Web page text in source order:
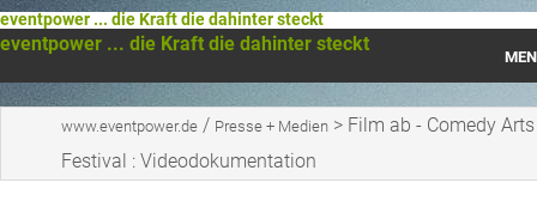
eventpower ... die Kraft die dahinter steckt
eventpower ... die Kraft die dahinter steckt
Startseite
Das war 2023
www.eventpower.de / Presse + Medien > Film ab - Comedy Arts
Festival : Videodokumentation